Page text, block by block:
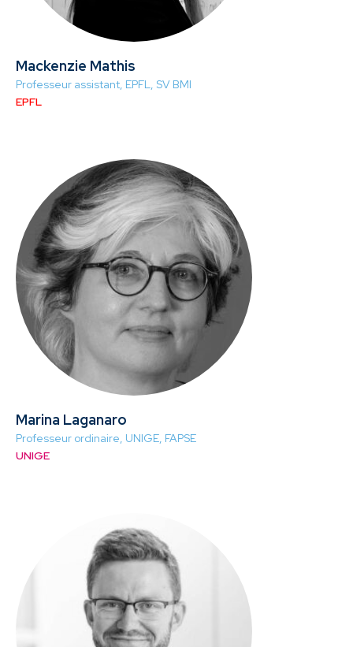
Mackenzie Mathis
Professeur assistant, EPFL, SV BMI
EPFL
Marina Laganaro
Professeur ordinaire, UNIGE, FAPSE
UNIGE